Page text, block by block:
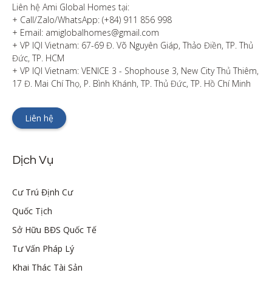
Liên hệ Ami Global Homes tại:
+ Call/Zalo/WhatsApp: (+84) 911 856 998
+ Email: amiglobalhomes@gmail.com
+ VP IQI Vietnam: 67-69 Đ. Võ Nguyên Giáp, Thảo Điền, TP. Thủ
Đức, TP. HCM
+ VP IQI Vietnam: VENICE 3 - Shophouse 3, New City Thủ Thiêm,
17 Đ. Mai Chí Thọ, P. Bình Khánh, TP. Thủ Đức, TP. Hồ Chí Minh
Liên hệ
Dịch Vụ
Cư Trú Định Cư
Quốc Tịch
Sở Hữu BĐS Quốc Tế
Tư Vấn Pháp Lý
Khai Thác Tài Sản